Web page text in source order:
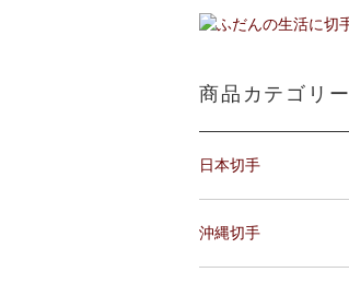
商品カテゴリー
日本切手
沖縄切手